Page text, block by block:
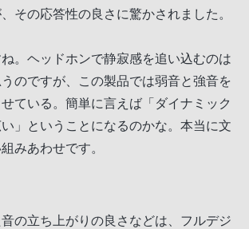
その応答性の良さに驚かされました。
。ヘッドホンで静寂感を追い込むのは
のですが、この製品では弱音と強音を
ている。簡単に言えば「ダイナミック
」ということになるのかな。本当に文
みあわせです。
の立ち上がりの良さなどは、フルデジ